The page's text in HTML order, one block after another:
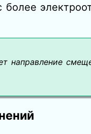
направление